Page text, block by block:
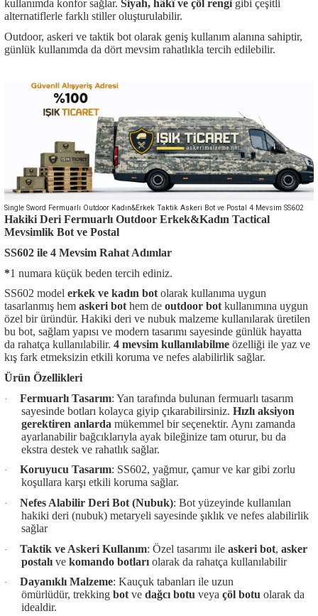
kullanımda konfor sağlar. Siyah, hâkî ve çöl rengi gibi çeşitli
alternatiflerle farklı stiller oluşturulabilir.
Outdoor, askeri ve taktik bot olarak geniş kullanım alanına sahiptir,
günlük kullanımda da dört mevsim rahatlıkla tercih edilebilir.
Single Sword Fermuarlı Outdoor Kadın&Erkek Taktik Askeri Bot ve Postal 4 Mevsim SS602
Hakiki Deri Fermuarlı Outdoor Erkek&Kadın Tactical
Mevsimlik Bot ve Postal
SS602 ile 4 Mevsim Rahat Adımlar
*1 numara küçük beden tercih ediniz.
SS602 model erkek ve kadın bot olarak kullanıma uygun
tasarlanmış hem askeri bot hem de outdoor bot kullanımına uygun
özel bir üründür. Hakiki deri ve nubuk malzeme kullanılarak üretilen
bu bot, sağlam yapısı ve modern tasarımı sayesinde günlük hayatta
da rahatça kullanılabilir. 4 mevsim kullanılabilme özelliği ile yaz ve
kış fark etmeksizin etkili koruma ve nefes alabilirlik sağlar.
Ürün Özellikleri
· Fermuarlı Tasarım: Yan tarafında bulunan fermuarlı tasarım
sayesinde botları kolayca giyip çıkarabilirsiniz. Hızlı aksiyon
gerektiren anlarda mükemmel bir seçenektir. Aynı zamanda
ayarlanabilir bağcıklarıyla ayak bileğinize tam oturur, bu da
ekstra destek ve rahatlık sağlar.
· Koruyucu Tasarım: SS602, yağmur, çamur ve kar gibi zorlu
koşullara karşı etkili koruma sağlar.
· Nefes Alabilir Deri Bot (Nubuk): Bot yüzeyinde kullanılan
hakiki deri (nubuk) metaryeli sayesinde şıklık ve nefes alabilirlik
sağlar
· Taktik ve Askeri Kullanım: Özel tasarımı ile askeri bot, asker
postalı ve komando botları olarak da rahatça kullanılabilir
· Dayanıklı Malzeme: Kauçuk tabanları ile uzun
ömürlüdür, trekking bot ve dağcı botu veya çöl botu olarak da
idealdir.